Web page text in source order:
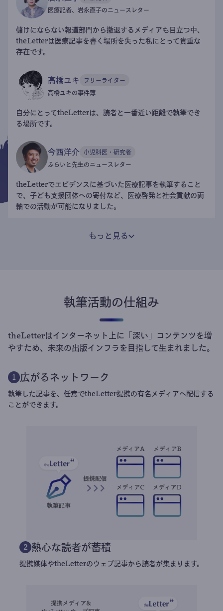
医療記者、岩永直子のニュースレター
儲けにならない報道部門から撤退するメディアも目立つ中、
theLetterは医療記事を書く場所を失った私にとって貴重な
存在です。
高橋ユキ フリーライター
高橋ユキの事件簿
自分にとってtheLetterは、読者と一番近い距離で執筆でき
る場所です。
今西洋介 小児科医・研究者
ふらいと先生のニュースレター
theLetterでエビデンスに基づいた医療記事を執筆すること
で、子ども支援団体への寄付など、医療啓発と社会貢献の両
軸での活動が可能になりました。
もっと見る
執筆活動の仕組み
theLetterはインターネット上に「深い」コンテンツを増
やすため、未来の出版インフラを目指して生まれました。
1 広がるネットワーク
執筆した記事を、任意でtheLetter提携の有名メディアへ配信する
ことができます。
2 熱心な読者が蓄積
提携媒体やtheLetterのウェブ記事から読者が集まります。